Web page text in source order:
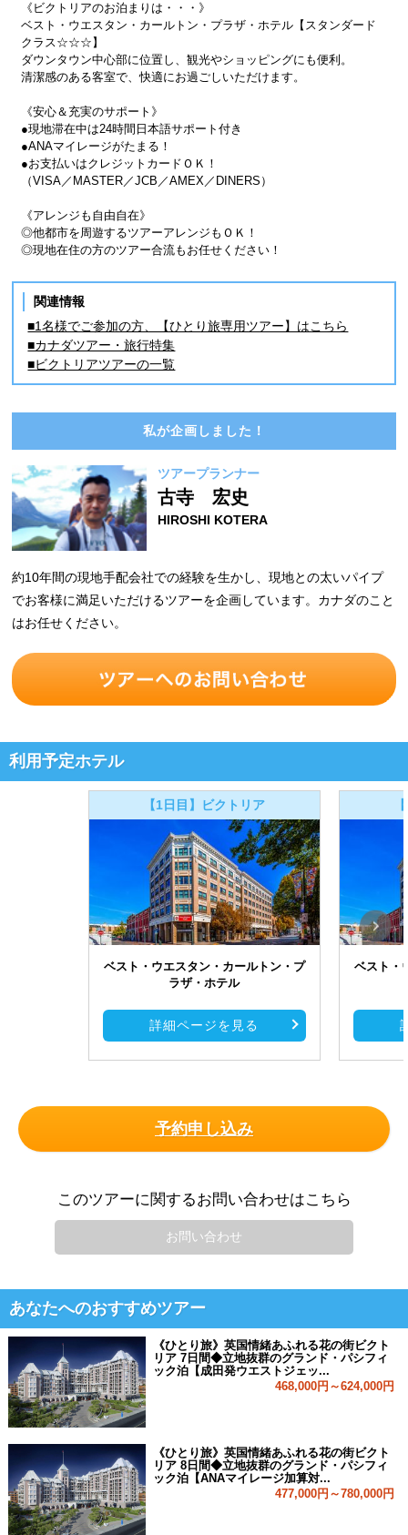
《ビクトリアのお泊まりは・・・》
ベスト・ウエスタン・カールトン・プラザ・ホテル【スタンダード
クラス☆☆☆】
ダウンタウン中心部に位置し、観光やショッピングにも便利。
清潔感のある客室で、快適にお過ごしいただけます。
《安心＆充実のサポート》
●現地滞在中は24時間日本語サポート付き
●ANAマイレージがたまる！
●お支払いはクレジットカードＯＫ！
（VISA／MASTER／JCB／AMEX／DINERS）
《アレンジも自由自在》
◎他都市を周遊するツアーアレンジもＯＫ！
◎現地在住の方のツアー合流もお任せください！
関連情報
■1名様でご参加の方、【ひとり旅専用ツアー】はこちら
■カナダツアー・旅行特集
■ビクトリアツアーの一覧
私が企画しました！
ツアープランナー
古寺 宏史
HIROSHI KOTERA
約10年間の現地手配会社での経験を生かし、現地との太いパイプ
でお客様に満足いただけるツアーを企画しています。カナダのこと
はお任せください。
利用予定ホテル
【1日目】ビクトリア
ベスト・ウエスタン・カールトン・プ
ラザ・ホテル
詳細ページを見る
ベスト・
予約申し込み
このツアーに関するお問い合わせはこちら
お問い合わせ
あなたへのおすすめツアー
《ひとり旅》英国情緒あふれる花の街ビクト
リア 7日間◆立地抜群のグランド・パシフィ
ック泊【成田発ウエストジェッ...
468,000円～624,000円
《ひとり旅》英国情緒あふれる花の街ビクト
リア 8日間◆立地抜群のグランド・パシフィ
ック泊【ANAマイレージ加算対...
477,000円～780,000円